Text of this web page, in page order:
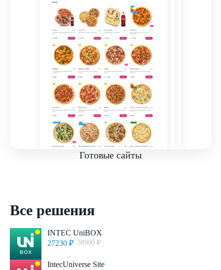
Готовые сайты
Все решения
INTEC UniBOX
27230 ₽ 38900 ₽
IntecUniverse Site